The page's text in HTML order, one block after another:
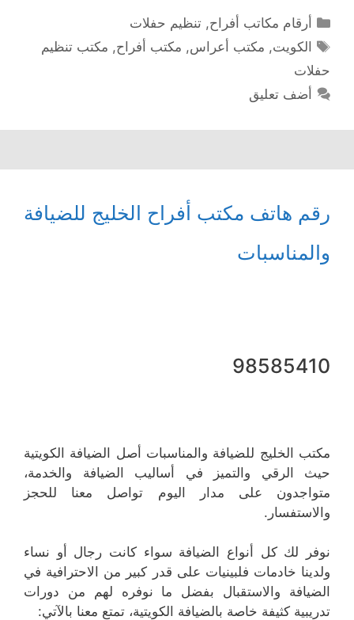
التصنيفات
أرقام مكاتب أفراح,تنظيم حفلات
الوسوم
الكويت, مكتب أعراس, مكتب أفراح, مكتب تنظيم
حفلات
أضف تعليق
رقم هاتف مكتب أفراح الخليج للضيافة
والمناسبات
98585410
مكتب الخليج للضيافة والمناسبات أصل الضيافة الكويتية
حيث الرقي والتميز في أساليب الضيافة والخدمة،
متواجدون على مدار اليوم تواصل معنا للحجز
والاستفسار.
نوفر لك كل أنواع الضيافة سواء كانت رجال أو نساء
ولدينا خادمات فلبينيات على قدر كبير من الاحترافية في
الضيافة والاستقبال بفضل ما نوفره لهم من دورات
تدريبية كثيفة خاصة بالضيافة الكويتية، تمتع معنا بالآتي: